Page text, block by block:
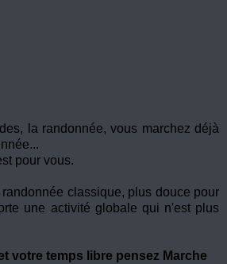
la randonnée, vous marchez déjà
pour vous.
classique, plus douce pour
une activité globale qui n'est plus
votre temps libre pensez Marche